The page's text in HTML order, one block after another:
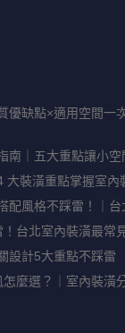
優缺點×適用空間一
南｜五大重點讓小
大裝潢重點掌握室內
配風格不踩雷！｜
台北室內裝潢最常
設計5大重點不踩雷
麼選？｜室內裝潢